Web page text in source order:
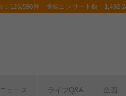
：126,590件 登録コンサート数：
ニュース ライブQ&A 企画